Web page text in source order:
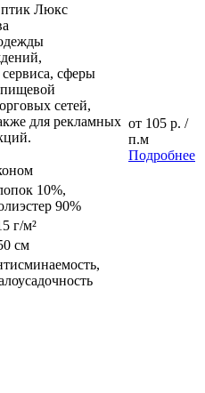
Люкс
сферы
пищевой
сетей,
для рекламных
10%,
90%
г/м²
см
от 105 р. /
п.м
Подробнее